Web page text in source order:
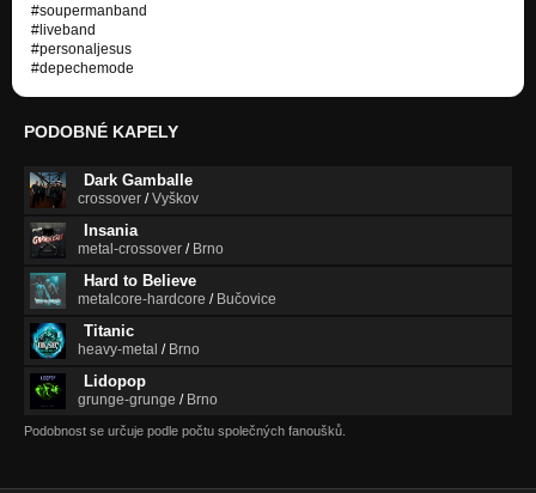
#soupermanband
#liveband
#personaljesus
#depechemode
PODOBNÉ KAPELY
Dark Gamballe
crossover /Vyškov
Insania
metal-crossover / Brno
Hard to Believe
metalcore-hardcore / Bučovice
Titanic
heavy-metal / Brno
Lidopop
grunge-grunge / Brno
Podobnost se určuje podle počtu společných fanoušků.